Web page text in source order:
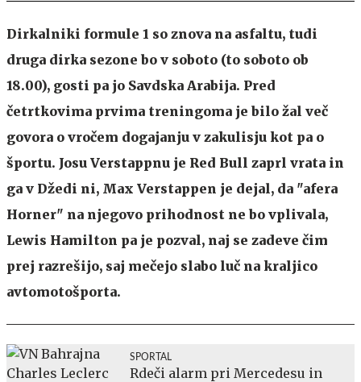
Dirkalniki formule 1 so znova na asfaltu, tudi
druga dirka sezone bo v soboto (to soboto ob
18.00), gosti pa jo Savdska Arabija. Pred
četrtkovima prvima treningoma je bilo žal več
govora o vročem dogajanju v zakulisju kot pa o
športu. Josu Verstappnu je Red Bull zaprl vrata in
ga v Džedi ni, Max Verstappen je dejal, da "afera
Horner" na njegovo prihodnost ne bo vplivala,
Lewis Hamilton pa je pozval, naj se zadeve čim
prej razrešijo, saj mečejo slabo luč na kraljico
avtomotošporta.
SPORTAL
Rdeči alarm pri Mercedesu in